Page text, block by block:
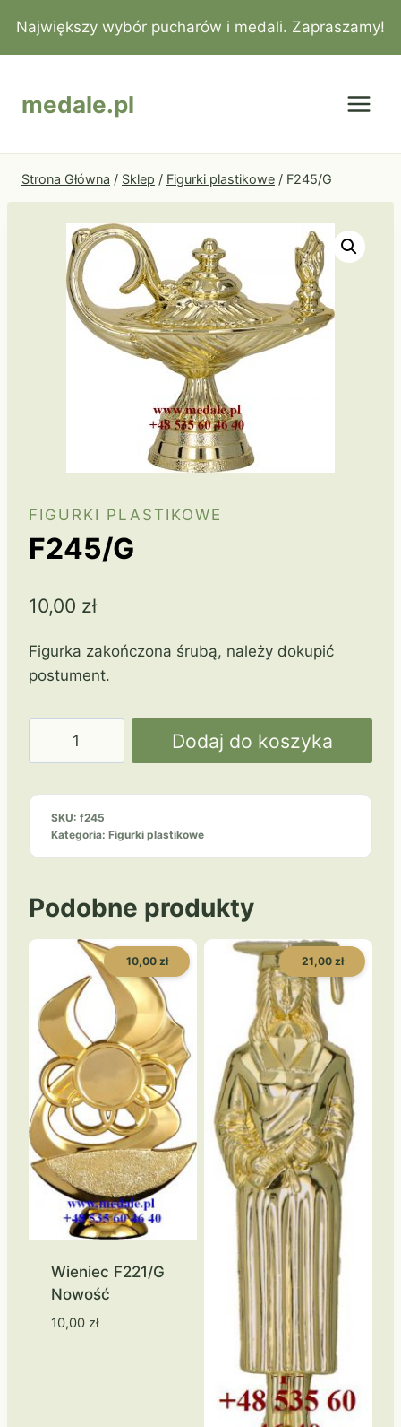
do
treści
Największy wybór pucharów i medali. Zapraszamy!
medale.pl
Strona Główna / Sklep / Figurki plastikowe / F245/G
FIGURKI PLASTIKOWE
F245/G
10,00 zł
Figurka zakończona śrubą, należy dokupić
postument.
Dodaj do koszyka
SKU: f245
Kategoria: Figurki plastikowe
Podobne produkty
10,00 zł
Wieniec F221/G
Nowość
10,00 zł
21,00 zł